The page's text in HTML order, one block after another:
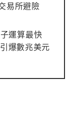
易所避險
運算最快
爆數兆美元